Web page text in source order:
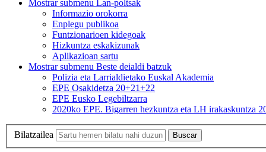
Mostrar submenu Lan-poltsak
Informazio orokorra
Enplegu publikoa
Funtzionarioen kidegoak
Hizkuntza eskakizunak
Aplikazioan sartu
Mostrar submenu Beste deialdi batzuk
Polizia eta Larrialdietako Euskal Akademia
EPE Osakidetza 20+21+22
EPE Eusko Legebiltzarra
2020ko EPE. Bigarren hezkuntza eta LH irakaskuntza
Bilatzailea